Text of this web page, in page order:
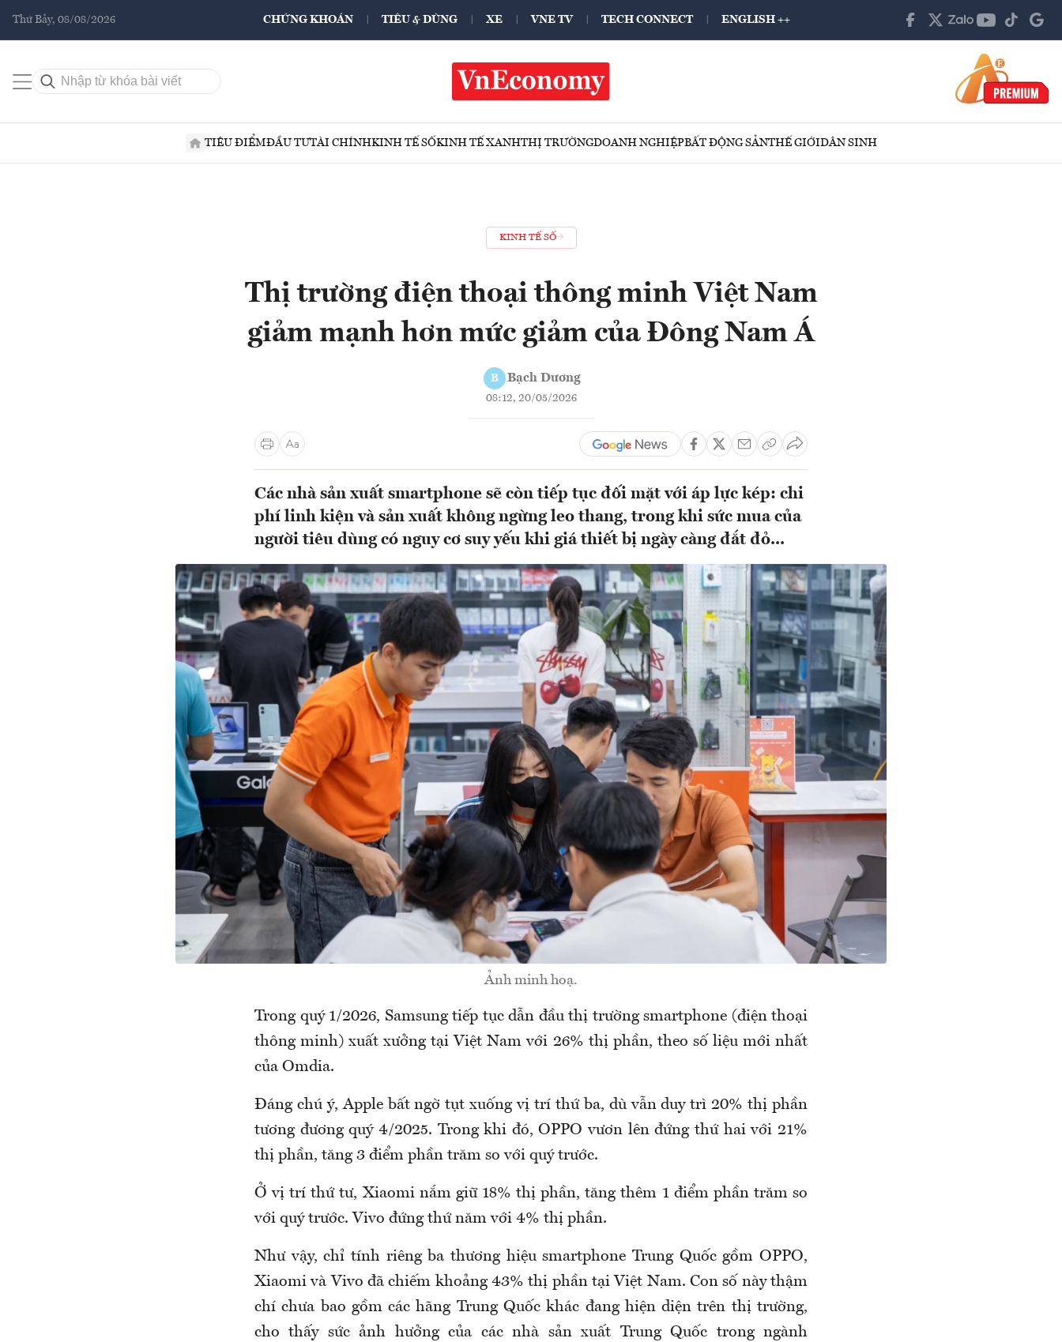
Thứ Bảy, 08/08/2026 CHỨNG KHOÁN TIÊU & DÙNG XE VNE TV TECH CONNECT ENGLISH ++
TIÊU ĐIỂMĐẦU TƯTÀI CHÍNHKINH TẾ SỐKINH TẾ XANHTHỊ TRƯỜNGDOANH NGHIỆPBẤT ĐỘNG SẢNTHẾ GIỚIDÂN SINH
KINH TẾ SỐ
Thị trường điện thoại thông minh Việt Nam
giảm mạnh hơn mức giảm của Đông Nam Á
B Bạch Dương
08:12, 20/05/2026
Các nhà sản xuất smartphone sẽ còn tiếp tục đối mặt với áp lực kép: chi
phí linh kiện và sản xuất không ngừng leo thang, trong khi sức mua của
người tiêu dùng có nguy cơ suy yếu khi giá thiết bị ngày càng đắt đỏ...
Ảnh minh hoạ.
Trong quý 1/2026, Samsung tiếp tục dẫn đầu thị trường smartphone (điện thoại
thông minh) xuất xưởng tại Việt Nam với 26% thị phần, theo số liệu mới nhất
của Omdia.
Đáng chú ý, Apple bất ngờ tụt xuống vị trí thứ ba, dù vẫn duy trì 20% thị phần
tương đương quý 4/2025. Trong khi đó, OPPO vươn lên đứng thứ hai với 21%
thị phần, tăng 3 điểm phần trăm so với quý trước.
Ở vị trí thứ tư, Xiaomi nắm giữ 18% thị phần, tăng thêm 1 điểm phần trăm so
với quý trước. Vivo đứng thứ năm với 4% thị phần.
Như vậy, chỉ tính riêng ba thương hiệu smartphone Trung Quốc gồm OPPO,
Xiaomi và Vivo đã chiếm khoảng 43% thị phần tại Việt Nam. Con số này thậm
chí chưa bao gồm các hãng Trung Quốc khác đang hiện diện trên thị trường,
cho thấy sức ảnh hưởng của các nhà sản xuất Trung Quốc trong ngành